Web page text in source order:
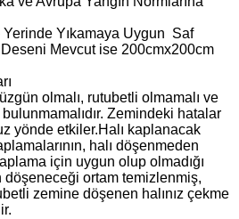
Yerinde Yıkamaya Uygun Saf
Mevcut ise 200cmx200cm
olmalı, rutubetli olmamalı ve
Zemindeki hatalar
yönde etkiler.Halı kaplanacak
halı döşenmeden
için uygun olup olmadığı
döşeneceği ortam temizlenmiş,
zemine döşenen halınız çekme